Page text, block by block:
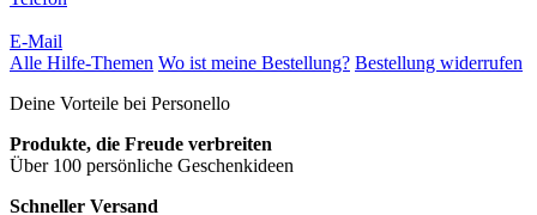
E-Mail
Alle Hilfe-Themen Wo ist meine Bestellung? Bestellung widerrufen
Deine Vorteile bei Personello
Produkte, die Freude verbreiten
Über 100 persönliche Geschenkideen
Schneller Versand